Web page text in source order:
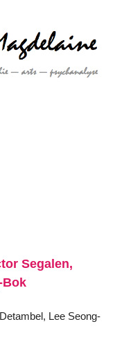
Segalen,
Bok
Lee Seong-